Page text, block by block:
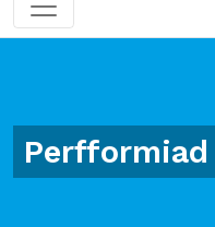
Perfformiad